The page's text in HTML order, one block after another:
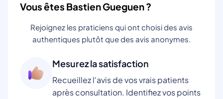
Vous êtes Bastien Gueguen ?
Rejoignez les praticiens qui ont choisi des avis
authentiques plutôt que des avis anonymes.
Mesurez la satisfaction
Recueillez l'avis de vos vrais patients
après consultation. Identifiez vos points